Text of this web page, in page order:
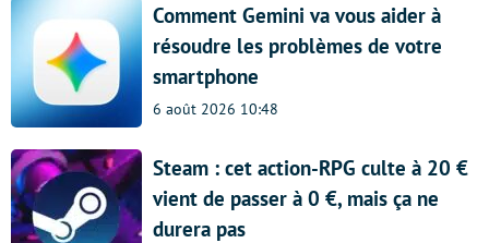
Comment Gemini va vous aider à
résoudre les problèmes de votre
smartphone
6 août 2026 10:48
Steam : cet action-RPG culte à 20 €
vient de passer à 0 €, mais ça ne
durera pas